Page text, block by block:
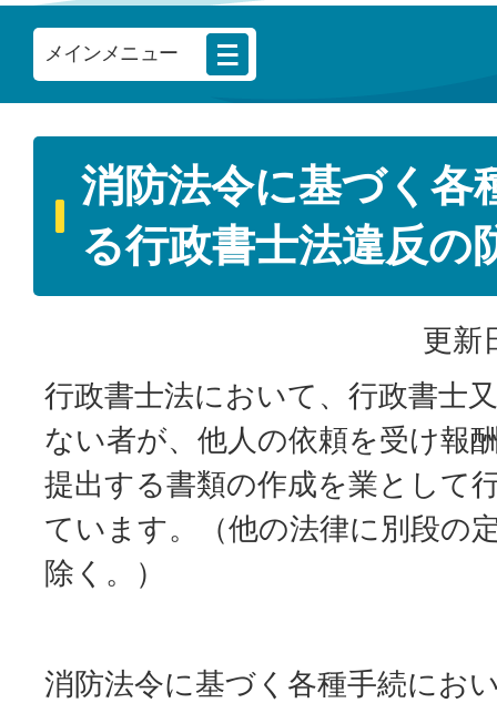
メインメニュー
消防法令に基づく各
る行政書士法違反の
更新
行政書士法において、行政書士
ない者が、他人の依頼を受け報
提出する書類の作成を業として
ています。（他の法律に別段の
除く。）
消防法令に基づく各種手続にお